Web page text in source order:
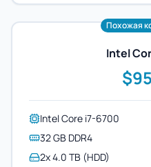
Похожая
Intel
$95
Intel Core i7-6700
32 GB DDR4
2x 4.0 TB (HDD)